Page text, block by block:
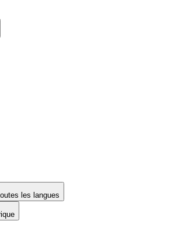
les langues